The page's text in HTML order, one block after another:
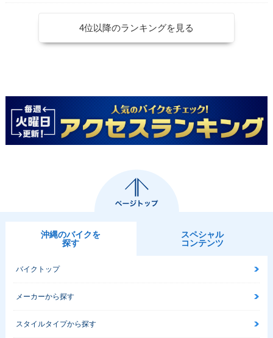
4位以降のランキングを見る
沖縄のバイクを
探す
スペシャル
コンテンツ
バイクトップ
メーカーから探す
スタイルタイプから探す